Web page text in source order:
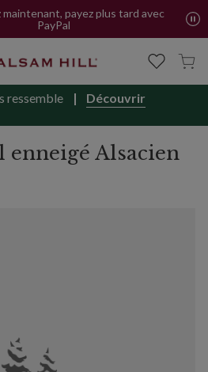
payez plus tard avec
PayPal
ressemble Découvrir
enneigé Alsacien